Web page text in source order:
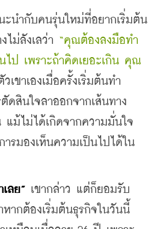
ำกับคนรุ่นใหม่ที่อยากเริ่มต้น
ม่ลังเลว่า “คุณต้องลงมือทำ
ไป เพราะถ้าคิดเยอะเกิน คุณ
วเขาเองเมื่อครั้งเริ่มต้นทำ
ดสินใจลาออกจากเส้นทาง
ม้ไม่ได้เกิดจากความมั่นใจ
รมองเห็นความเป็นไปได้ใน
ลย” เขากล่าว แต่ก็ยอมรับ
หากต้องเริ่มต้นธุรกิจในวันนี้